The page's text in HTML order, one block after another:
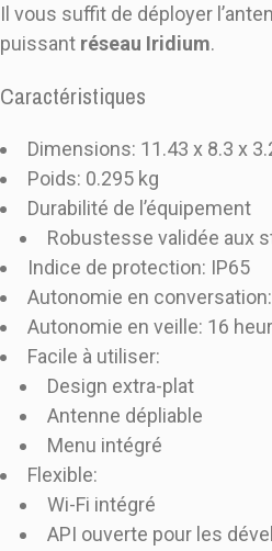
Il vous suffit de déployer
puissant réseau Iridium.
Caractéristiques
Dimensions: 11.43 x 8.3 x
Poids: 0.295 kg
Durabilité de l’équipement
Robustesse validée aux
Indice de protection: IP65
Autonomie en
Autonomie en veille: 16
Facile à utiliser:
Design extra-plat
Antenne dépliable
Menu intégré
Flexible:
Wi-Fi intégré
API ouverte pour les